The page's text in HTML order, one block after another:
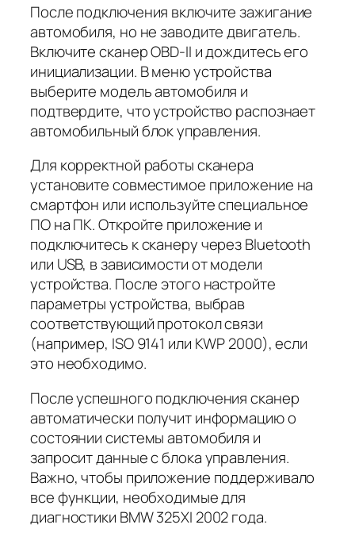
После подключения включите зажигание
автомобиля, но не заводите двигатель.
Включите сканер OBD-II и дождитесь его
инициализации. В меню устройства
выберите модель автомобиля и
подтвердите, что устройство распознает
автомобильный блок управления.
Для корректной работы сканера
установите совместимое приложение на
смартфон или используйте специальное
ПО на ПК. Откройте приложение и
подключитесь к сканеру через Bluetooth
или USB, в зависимости от модели
устройства. После этого настройте
параметры устройства, выбрав
соответствующий протокол связи
(например, ISO 9141 или KWP 2000), если
это необходимо.
После успешного подключения сканер
автоматически получит информацию о
состоянии системы автомобиля и
запросит данные с блока управления.
Важно, чтобы приложение поддерживало
все функции, необходимые для
диагностики BMW 325XI 2002 года.